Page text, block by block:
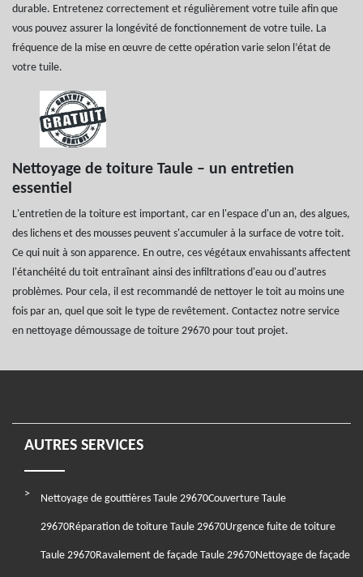
durable. Entretenez correctement et régulièrement votre tuile afin que
vous pouvez assurer la longévité de fonctionnement de votre tuile. La
fréquence de la mise en œuvre de cette opération varie selon l’état de
votre tuile.
Nettoyage de toiture Taule – un entretien
essentiel
L'entretien de la toiture est important, car en l'espace d'un an, des algues,
des lichens et des mousses peuvent s'accumuler à la surface de votre toit.
Ce qui nuit à son apparence. En outre, ces végétaux envahissants affectent
l'étanchéité du toit entraînant ainsi des infiltrations d'eau ou d'autres
problèmes. Pour cela, il est recommandé de nettoyer le toit au moins une
fois par an, quel que soit le type de revêtement. Contactez notre service
en nettoyage démoussage de toiture 29670 pour tout projet.
AUTRES SERVICES
Nettoyage de gouttières Taule 29670Couverture Taule
29670Réparation de toiture Taule 29670Urgence fuite de toiture
Taule 29670Ravalement de façade Taule 29670Nettoyage de façade